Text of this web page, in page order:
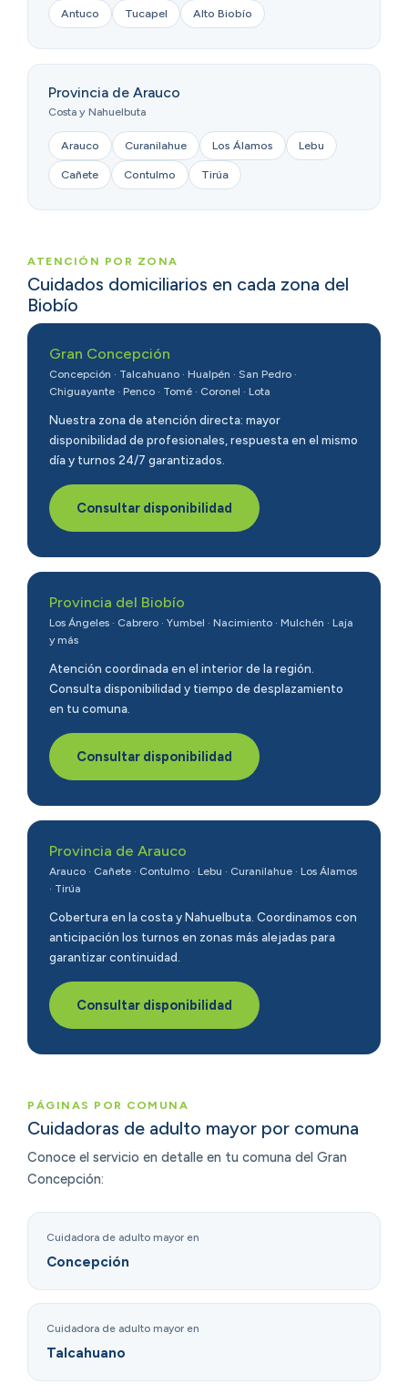
Antuco Tucapel Alto Biobío
Provincia de Arauco
Costa y Nahuelbuta
Arauco Curanilahue Los Álamos Lebu
Cañete Contulmo Tirúa
ATENCIÓN POR ZONA
Cuidados domiciliarios en cada zona del
Biobío
Gran Concepción
Concepción · Talcahuano · Hualpén · San Pedro ·
Chiguayante · Penco · Tomé · Coronel · Lota
Nuestra zona de atención directa: mayor
disponibilidad de profesionales, respuesta en el mismo
día y turnos 24/7 garantizados.
Consultar disponibilidad
Provincia del Biobío
Los Ángeles · Cabrero · Yumbel · Nacimiento · Mulchén · Laja
y más
Atención coordinada en el interior de la región.
Consulta disponibilidad y tiempo de desplazamiento
en tu comuna.
Consultar disponibilidad
Provincia de Arauco
Arauco · Cañete · Contulmo · Lebu · Curanilahue · Los Álamos
· Tirúa
Cobertura en la costa y Nahuelbuta. Coordinamos con
anticipación los turnos en zonas más alejadas para
garantizar continuidad.
Consultar disponibilidad
PÁGINAS POR COMUNA
Cuidadoras de adulto mayor por comuna
Conoce el servicio en detalle en tu comuna del Gran
Concepción:
Cuidadora de adulto mayor en
Concepción
Cuidadora de adulto mayor en
Talcahuano